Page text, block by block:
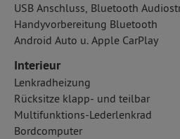
USB Anschluss, Bluetooth
Handyvorbereitung Bluetooth
Android Auto u. Apple CarPlay
Interieur
Lenkradheizung
Rücksitze klapp- und teilbar
Multifunktions-Lederlenkrad
Bordcomputer